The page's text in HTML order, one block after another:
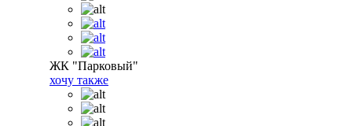
ЖК "Парковый"
хочу также